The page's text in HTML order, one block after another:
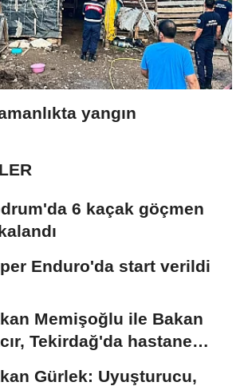
yangın
6 kaçak göçmen
Enduro'da start verildi
Memişoğlu ile Bakan
Tekirdağ'da hastane
Gürlek: Uyuşturucu,